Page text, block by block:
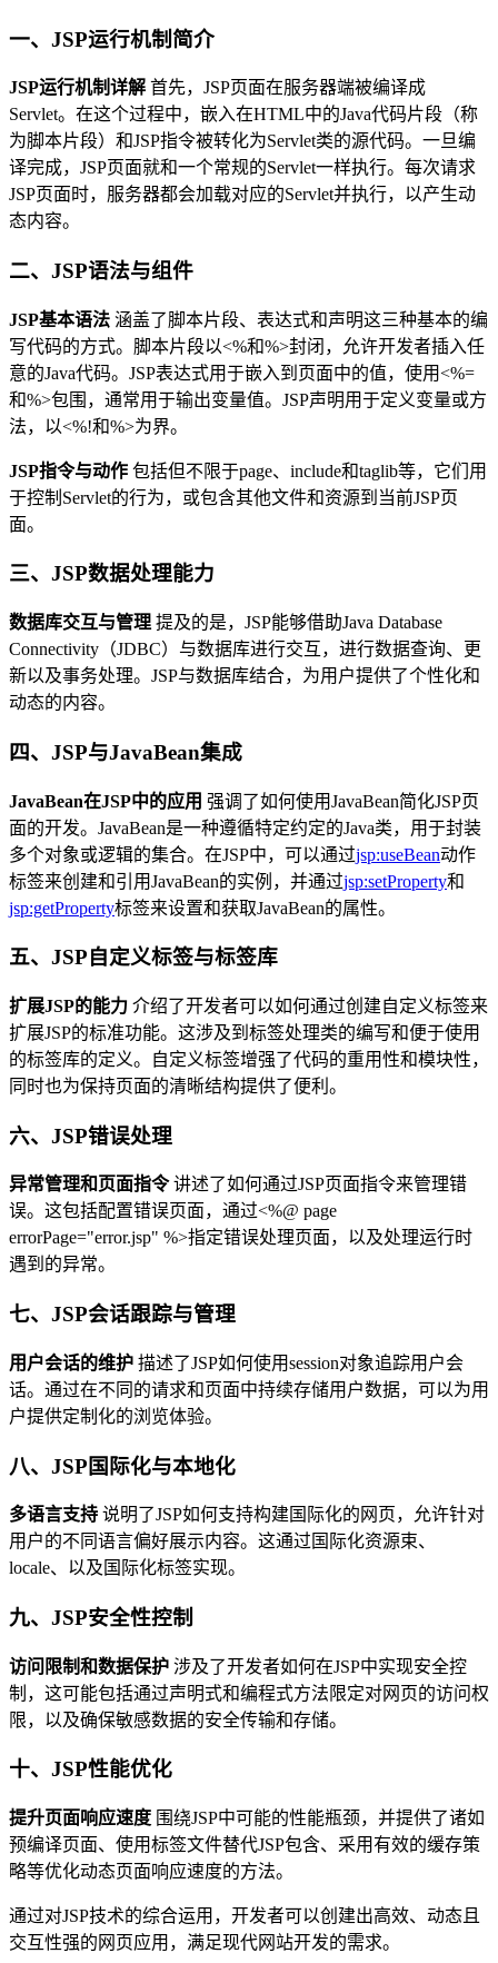
一、JSP运行机制简介
JSP运行机制详解 首先，JSP页面在服务器端被编译成
Servlet。在这个过程中，嵌入在HTML中的Java代码片段（称
为脚本片段）和JSP指令被转化为Servlet类的源代码。一旦编
译完成，JSP页面就和一个常规的Servlet一样执行。每次请求
JSP页面时，服务器都会加载对应的Servlet并执行，以产生动
态内容。
二、JSP语法与组件
JSP基本语法 涵盖了脚本片段、表达式和声明这三种基本的编
写代码的方式。脚本片段以<%和%>封闭，允许开发者插入任
意的Java代码。JSP表达式用于嵌入到页面中的值，使用<%=
和%>包围，通常用于输出变量值。JSP声明用于定义变量或方
法，以<%!和%>为界。
JSP指令与动作 包括但不限于page、include和taglib等，它们用
于控制Servlet的行为，或包含其他文件和资源到当前JSP页
面。
三、JSP数据处理能力
数据库交互与管理 提及的是，JSP能够借助Java Database
Connectivity（JDBC）与数据库进行交互，进行数据查询、更
新以及事务处理。JSP与数据库结合，为用户提供了个性化和
动态的内容。
四、JSP与JavaBean集成
JavaBean在JSP中的应用 强调了如何使用JavaBean简化JSP页
面的开发。JavaBean是一种遵循特定约定的Java类，用于封装
多个对象或逻辑的集合。在JSP中，可以通过jsp:useBean动作
标签来创建和引用JavaBean的实例，并通过jsp:setProperty和
jsp:getProperty标签来设置和获取JavaBean的属性。
五、JSP自定义标签与标签库
扩展JSP的能力 介绍了开发者可以如何通过创建自定义标签来
扩展JSP的标准功能。这涉及到标签处理类的编写和便于使用
的标签库的定义。自定义标签增强了代码的重用性和模块性，
同时也为保持页面的清晰结构提供了便利。
六、JSP错误处理
异常管理和页面指令讲述了如何通过JSP页面指令来管理错
误。这包括配置错误页面，通过<%@ page
errorPage="error.jsp" %>指定错误处理页面，以及处理运行时
遇到的异常。
七、JSP会话跟踪与管理
用户会话的维护 描述了JSP如何使用session对象追踪用户会
话。通过在不同的请求和页面中持续存储用户数据，可以为用
户提供定制化的浏览体验。
八、JSP国际化与本地化
多语言支持 说明了JSP如何支持构建国际化的网页，允许针对
用户的不同语言偏好展示内容。这通过国际化资源束、
locale、以及国际化标签实现。
九、JSP安全性控制
访问限制和数据保护 涉及了开发者如何在JSP中实现安全控
制，这可能包括通过声明式和编程式方法限定对网页的访问权
限，以及确保敏感数据的安全传输和存储。
十、JSP性能优化
提升页面响应速度 围绕JSP中可能的性能瓶颈，并提供了诸如
预编译页面、使用标签文件替代JSP包含、采用有效的缓存策
略等优化动态页面响应速度的方法。
通过对JSP技术的综合运用，开发者可以创建出高效、动态且
交互性强的网页应用，满足现代网站开发的需求。